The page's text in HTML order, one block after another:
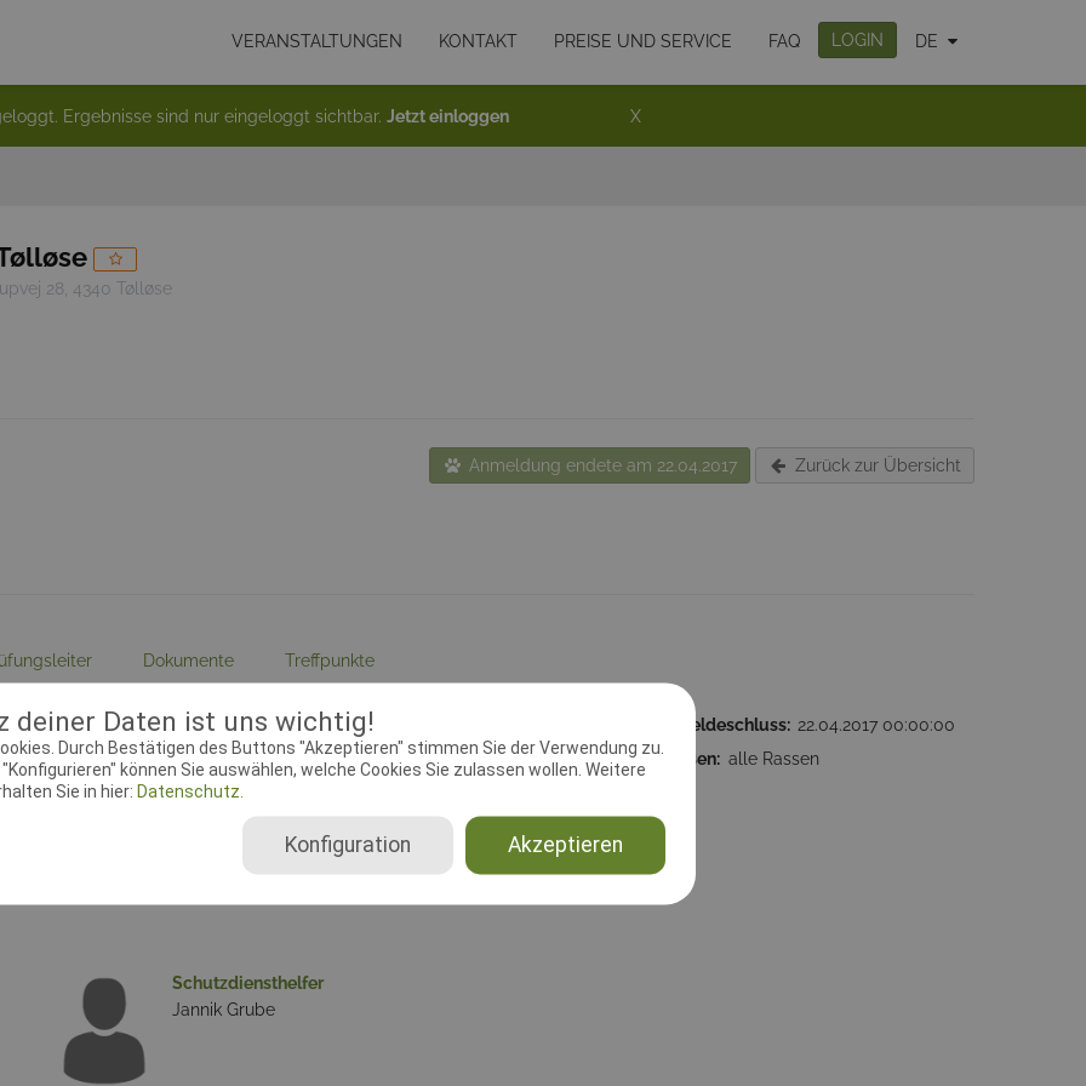
deiner Daten ist uns wichtig!
Durch Bestätigen des Buttons "Akzeptieren" stimmen Sie der Verwendung zu.
können Sie auswählen, welche Cookies Sie zulassen wollen. Weitere
Sie in hier: Datenschutz.
Akzeptieren
Konfiguration
VERANSTALTUNGEN KONTAKT PREISE UND SERVICE FAQ LOGIN DE
Ergebnisse sind nur eingeloggt sichtbar. Jetzt einloggen X
28, 4340 Tølløse
Anmeldung endete am 22.04.2017 Zurück zur Übersicht
Dokumente Treffpunkte
19.03.2017 00:00:00 Meldeschluss: 2. Meldeschluss: 22.04.2017 00:00:00
Verein:
Adresse: Sønderstrupvej 28, 4340
Rassen: alle Rassen
Schutzdiensthelfer
Jannik Grube